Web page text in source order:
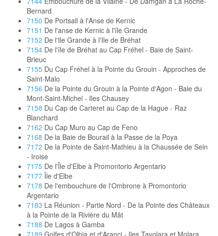
Bernard
7150 De Portsall à l'Anse de Kernic
7151 De l'anse de Kernic à l'île Grande
7152 De l'Ile Grande à l'Ile de Bréhat
7154 De l'île de Bréhat au Cap Fréhel - Baie de Saint-
Brieuc
7155 Du Cap Fréhel à la Pointe du Grouin - Approches de
Saint-Malo
7156 De la Pointe du Grouin à la Pointe d'Agon - Baie du
Mont-Saint-Michel - Iles Chausey
7158 Du Cap de Carteret au Cap de la Hague - Raz
Blanchard
7162 Du Cap Muro au Cap de Feno
7168 De la Baie de Bourail à la Passe de la Poya
7172 De la Pointe de Saint-Mathieu à la Chaussée de Sein
- Iroise
7175 De l'Île d'Elbe à Promontorio Argentario
7177 Île d'Elbe
7178 De l'embouchure de l'Ombrone à Promontorio
Argentario
7183 La Réunion - Partie Nord - De la Pointe des Châteaux
à la Pointe de la Rivière du Mât
7188 De Lagos à Gamba
7189 Golfes d'Olbia et d'Aranci - Iles Tavolara et Molara